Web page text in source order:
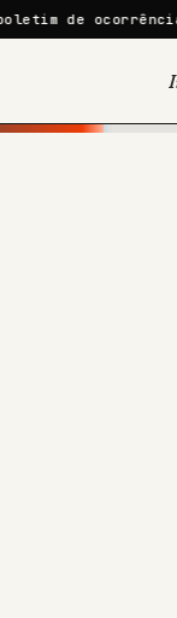
ocorrência após